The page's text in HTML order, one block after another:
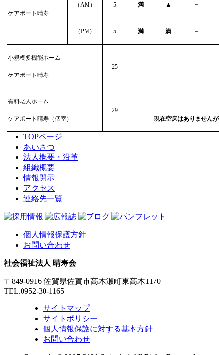
ケアポート晴寿
（AM） 5 満 ▲ －
（PM） 5 満 満 －
小規模多機能ホーム
ケアポート晴寿
25
有料老人ホーム
ケアポート晴寿（個室）
29
現在空床はありません
TOPページ
あいさつ
法人概要・沿革
組織概要
情報開示
アクセス
連絡先一覧
個人情報保護方針
お問い合わせ
社会福祉法人 晴寿会
〒849-0916 佐賀県佐賀市高木瀬町東高木1170
TEL.0952-30-1165
サイトマップ
サイトポリシー
個人情報保護に対する基本方針
お問い合わせ